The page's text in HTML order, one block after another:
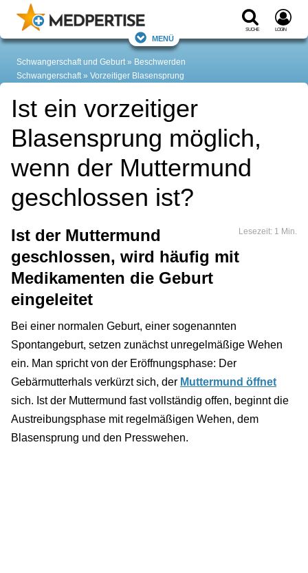
Suche Login
Menü
Schwangerschaft und Geburt
Beschwerden
Schwangerschaft
Vorzeitiger Blasensprung
Ist ein vorzeitiger
Blasensprung möglich,
wenn der Muttermund
geschlossen ist?
Lesezeit: 1 Min.
Ist der Muttermund
geschlossen, wird häufig mit
Medikamenten die Geburt
eingeleitet
Bei einer normalen Geburt, einer sogenannten
Spontangeburt, setzen zunächst unregelmäßige Wehen
ein. Man spricht von der Eröffnungsphase: Der
Gebärmutterhals verkürzt sich, der Muttermund öffnet
sich. Ist der Muttermund fast vollständig offen, beginnt die
Austreibungsphase mit regelmäßigen Wehen, dem
Blasensprung und den Presswehen.